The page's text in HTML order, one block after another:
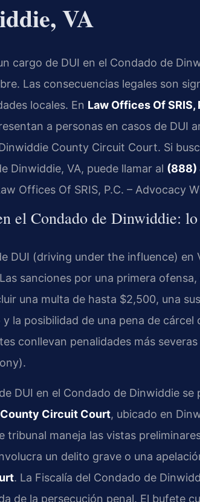
VA
cargo de DUI en el Condado de
Las consecuencias legales son
locales. En Law Offices Of SRIS,
a personas en casos de DUI
County Circuit Court. Si
Dinwiddie, VA, puede llamar al (888)
Offices Of SRIS, P.C. – Advocacy
el Condado de Dinwiddie: lo
DUI (driving under the influence) en
sanciones por una primera
una multa de hasta $2,500, una
la posibilidad de una pena de cárcel
conllevan penalidades más
DUI en el Condado de Dinwiddie
Circuit Court, ubicado en
tribunal maneja las vistas
un delito grave o una
. La Fiscalía del Condado de
de la persecución penal. El bufete